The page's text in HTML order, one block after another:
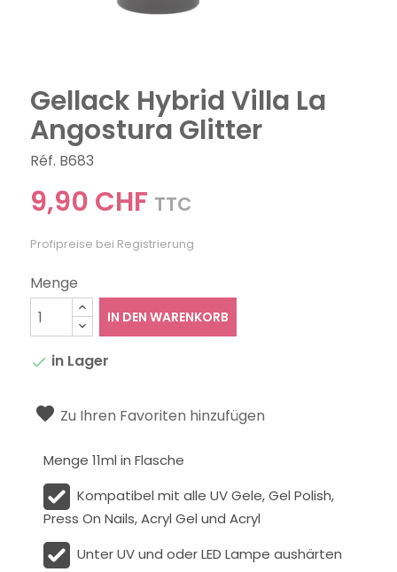
Gellack Hybrid Villa La
Angostura Glitter
Réf. B683
9,90 CHF TTC
Profipreise bei Registrierung
Menge
IN DEN WARENKORB
 in Lager
Zu Ihren Favoriten hinzufügen
Menge 11ml in Flasche
Kompatibel mit alle UV Gele, Gel Polish,
Press On Nails, Acryl Gel und Acryl
Unter UV und oder LED Lampe aushärten